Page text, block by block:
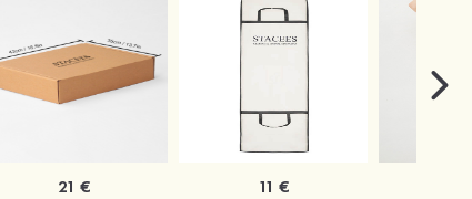
21 € 11 €